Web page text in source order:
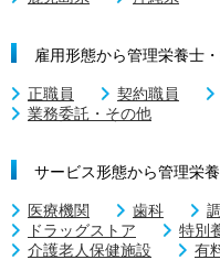
雇用形態から管理栄養士
正職員 契約職員
業務委託・その他
サービス形態から管理栄
医療機関 歯科
ドラッグストア
特別
介護老人保健施設
有